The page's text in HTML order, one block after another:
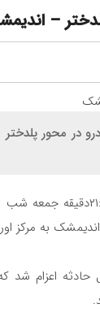
پلدختر گفت: براثر برخورد 2
جهانگیر اکبری شامگاه در گفت و گو با
حادثه اعزام شد